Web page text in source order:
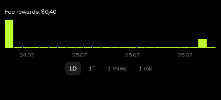
Fee rewards: $0,40
1D 1T 1 mies. 1 rok